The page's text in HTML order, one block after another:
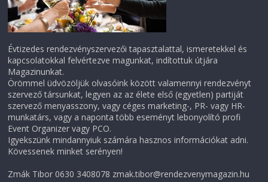
Évtizedes rendezvényszervezői tapasztalattal, ismeretekkel és
kapcsolatokkal felvértezve magunkat, indítottuk útjára
Magazinunkat.
Örömmel üdvözöljük olvasóink között valamennyi rendezvényt
szervező társunkat, legyen az az élete első (egyetlen) partiját
szervező menyasszony, vagy céges marketing-, PR- vagy HR-
munkatárs, vagy a naponta több eseményt lebonyolító profi
Event Organizer vagy PCO.
Igyekszünk mindannyiuk számára hasznos információkat adni.
Kövessenek minket serényen!
Zmák Tibor 0630 3408078 zmak.tibor@rendezvenymagazin.hu